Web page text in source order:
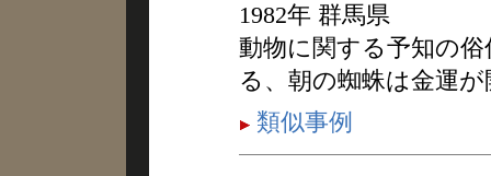
1982年 群馬県
動物に関する予知の
る、朝の蜘蛛は金運
類似事例